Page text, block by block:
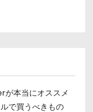
が本当にオススメ
で買うべきもの